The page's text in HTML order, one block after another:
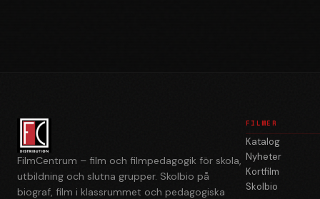
FilmCentrum – film och filmpedagogik för skola,
utbildning och slutna grupper. Skolbio på
biograf, film i klassrummet och pedagogiska
FILMER
Katalog
Nyheter
Kortfilm
Skolbio